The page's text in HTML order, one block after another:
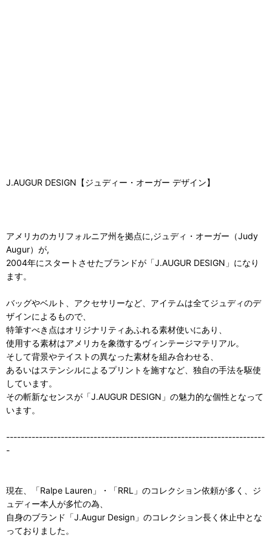
J.AUGUR DESIGN【ジュディー・オーガー デザイン】
アメリカのカリフォルニア州を拠点に,ジュディ・オーガー（Judy
Augur）が,
2004年にスタートさせたブランドが「J.AUGUR DESIGN」になり
ます。
バッグやベルト、アクセサリーなど、アイテムは全てジュディのデ
ザインによるもので、
特筆すべき点はオリジナリティあふれる素材使いにあり、
使用する素材はアメリカを象徴するヴィンテージマテリアル。
そして背景やテイストの異なった素材を組み合わせる、
あるいはステンシルによるプリントを施すなど、独自の手法を駆使
しています。
その斬新なセンスが「J.AUGUR DESIGN」の魅力的な個性となって
います。
-----------------------------------------------------------------------
-
現在、「Ralpe Lauren」・「RRL」のコレクション依頼が多く、ジ
ュディー本人が多忙の為、
自身のブランド「J.Augur Design」のコレクション長く休止中とな
っておりました。